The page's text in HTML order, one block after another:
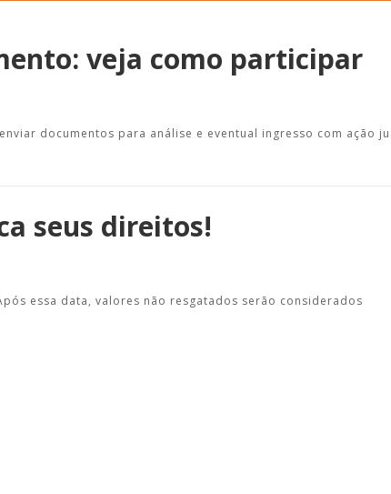
veja como participar
documentos para análise e eventual ingresso com ação
seus direitos!
essa data, valores não resgatados serão considerados
os treinos esportivos
oferecidos pela Apcef/SP
WhatsApp e e-mail
enviar falsas